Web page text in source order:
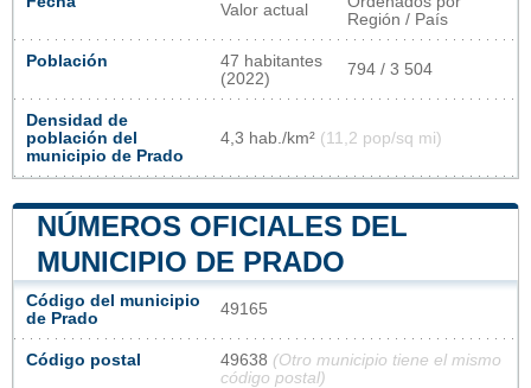
Valor actual
Región / País
Población
47 habitantes
(2022)
794 / 3 504
Densidad de
población del
municipio de Prado
4,3 hab./km² (11,2 pop/sq mi)
NÚMEROS OFICIALES DEL
MUNICIPIO DE PRADO
Código del municipio
de Prado
49165
Código postal 49638 (Otro municipio tiene el mismo
código postal)